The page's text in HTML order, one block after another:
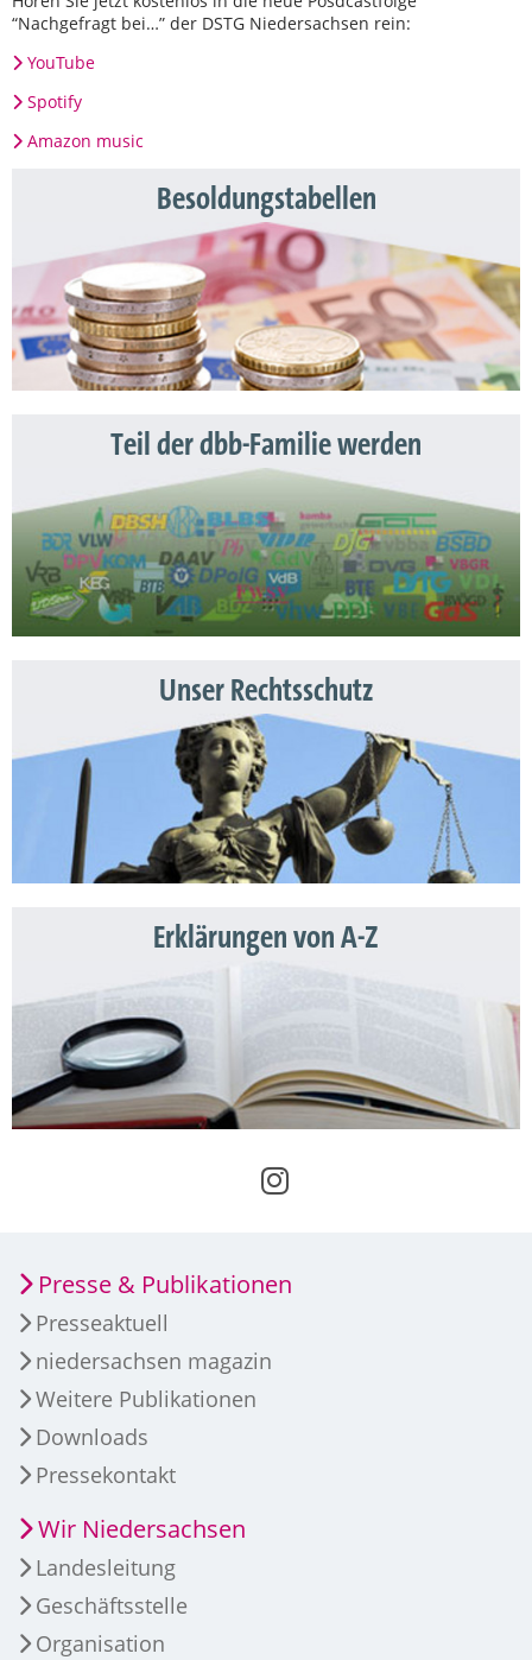
Besoldungstabellen
Teil der dbb-Familie werden
Unser Rechtsschutz
Erklärungen von A-Z
“Nachgefragt bei…” der DSTG Niedersachsen rein:
YouTube
Spotify
Amazon music
Presse & Publikationen
Presseaktuell
niedersachsen magazin
Weitere Publikationen
Downloads
Pressekontakt
Wir Niedersachsen
Landesleitung
Geschäftsstelle
Organisation